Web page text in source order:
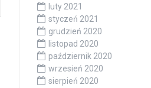
luty 2021
styczeń 2021
grudzień 2020
listopad 2020
październik 2020
wrzesień 2020
sierpień 2020